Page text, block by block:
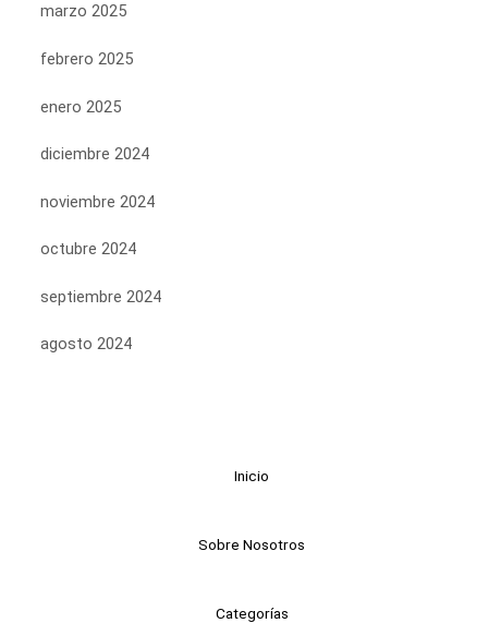
marzo 2025
febrero 2025
enero 2025
diciembre 2024
noviembre 2024
octubre 2024
septiembre 2024
agosto 2024
Inicio
Sobre Nosotros
Categorías